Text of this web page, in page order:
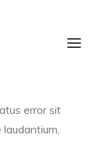
error sit